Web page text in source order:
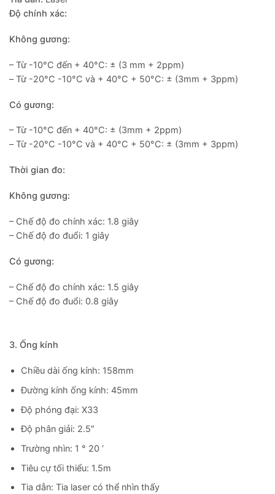
Độ chính xác:
Không gương:
– Từ -10°С đến + 40°С: ± (3 mm + 2ppm)
– Từ -20°С -10°С và + 40°С + 50°С: ± (3mm + 3ppm)
Có gương:
– Từ -10°С đến + 40°С: ± (3mm + 2ppm)
– Từ -20°С -10°С và + 40°С + 50°С: ± (3mm + 3ppm)
Thời gian đo:
Không gương:
– Chế độ đo chính xác: 1.8 giây
– Chế độ đo đuổi: 1 giây
Có gương:
– Chế độ đo chính xác: 1.5 giây
– Chế độ đo đuổi: 0.8 giây
3. Ống kính
Chiều dài ống kính: 158mm
Đường kính ống kính: 45mm
Độ phóng đại: X33
Độ phân giải: 2.5″
Trường nhìn: 1 ° 20 ‘
Tiêu cự tối thiểu: 1.5m
Tia dẫn: Tia laser có thể nhìn thấy